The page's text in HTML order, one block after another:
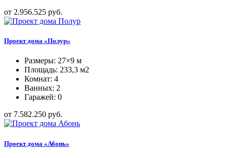
от 2.956.525 руб.
Проект дома «Полур»
Размеры: 27×9 м
Площадь: 233,3 м2
Комнат: 4
Ванных: 2
Гаражей: 0
от 7.582.250 руб.
Проект дома «Абонь»